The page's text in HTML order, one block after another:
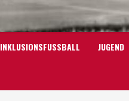
INKLUSIONSFUSSBALL JUGEND